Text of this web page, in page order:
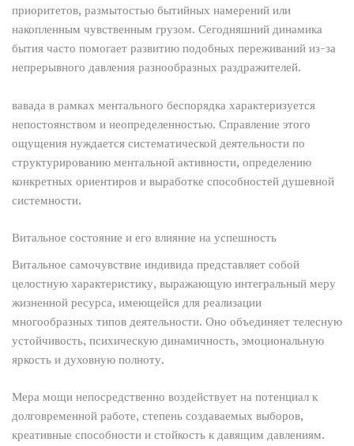
приоритетов, размытостью бытийных намерений или
накопленным чувственным грузом. Сегодняшний динамика
бытия часто помогает развитию подобных переживаний из-за
непрерывного давления разнообразных раздражителей.
вавада в рамках ментального беспорядка характеризуется
непостоянством и неопределенностью. Справление этого
ощущения нуждается систематической деятельности по
структурированию ментальной активности, определению
конкретных ориентиров и выработке способностей душевной
системности.
Витальное состояние и его влияние на успешность
Витальное самочувствие индивида представляет собой
целостную характеристику, выражающую интегральный меру
жизненной ресурса, имеющейся для реализации
многообразных типов деятельности. Оно объединяет телесную
устойчивость, психическую динамичность, эмоциональную
яркость и духовную полноту.
Мера мощи непосредственно воздействует на потенциал к
долговременной работе, степень создаваемых выборов,
креативные способности и стойкость к давящим давлениям.